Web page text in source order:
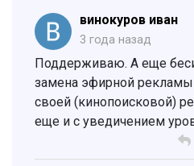
винокуров иван
3 года назад
Поддерживаю. А еще
замена эфирной рекламы
своей (кинопоисковой)
еще и с уведичением